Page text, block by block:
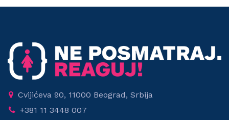
Cvijićeva 90, 11000 Beograd, Srbija
+381 11 3448 007